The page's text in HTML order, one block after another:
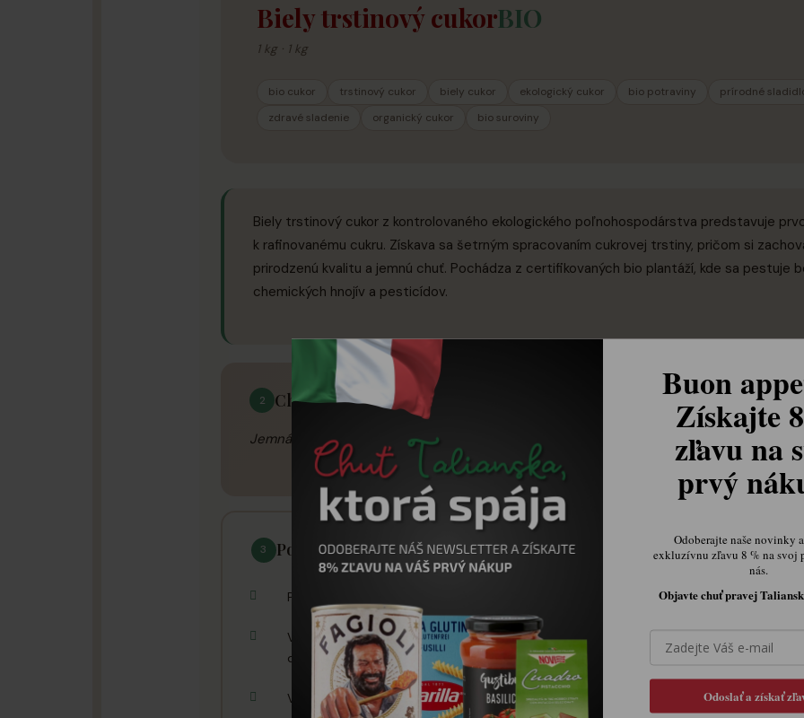
Biely trstinový cukorBIO
1 kg · 1 kg
bio cukor trstinový cukor biely cukor ekologický cukor bio potraviny
prírodné
zdravé sladenie
organický cukor bio suroviny
Biely trstinový cukor z kontrolovaného ekologického poľnohospodárstva predstavuje
k rafinovanému cukru. Získava sa šetrným spracovaním cukrovej trstiny, pričom si
prirodzenú kvalitu a jemnú chuť. Pochádza z certifikovaných bio plantáží, kde sa pestuje
chemických hnojív a pesticídov.
2 Chutovy profil
Jemná sladkosť s čistou chuťou bez cudzích príchutí
3 Pouzitie a tipy
Perfektne sa hodí na sladenie rannej kávy či čaju, kde sa okamžite rozpúšťa
V pečení a cukrárskej výrobe funguje výborne pri príprave koláčov, zákuskov, piškót či
dezertov
Využiť ho môžete pri príprave domácich džemov, kompótov, sirupov či pri
Buon
Získajte
zľavu na
prvý
Odoberajte naše novinky
exkluzívnu zľavu 8 % na svoj
nás.
Objavte chuť pravej
Odoslať a získať